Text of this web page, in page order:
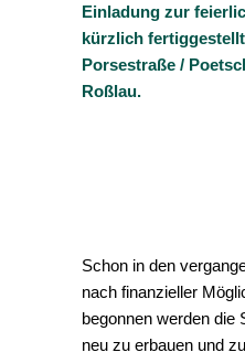
Einladung zur
kürzlich
Porsestraße /
Roßlau.
Schon in den
nach finanzieller
begonnen werden die
neu zu erbauen und